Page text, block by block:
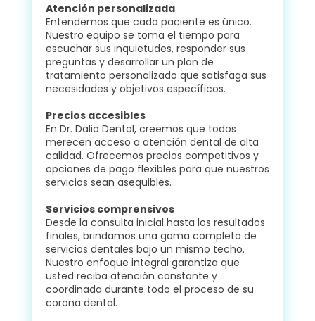
Atención personalizada
Entendemos que cada paciente es único.
Nuestro equipo se toma el tiempo para
escuchar sus inquietudes, responder sus
preguntas y desarrollar un plan de
tratamiento personalizado que satisfaga sus
necesidades y objetivos específicos.
Precios accesibles
En Dr. Dalia Dental, creemos que todos
merecen acceso a atención dental de alta
calidad. Ofrecemos precios competitivos y
opciones de pago flexibles para que nuestros
servicios sean asequibles.
Servicios comprensivos
Desde la consulta inicial hasta los resultados
finales, brindamos una gama completa de
servicios dentales bajo un mismo techo.
Nuestro enfoque integral garantiza que
usted reciba atención constante y
coordinada durante todo el proceso de su
corona dental.